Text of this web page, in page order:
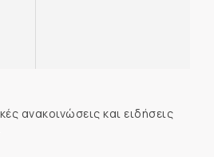
ανακοινώσεις και ειδήσεις